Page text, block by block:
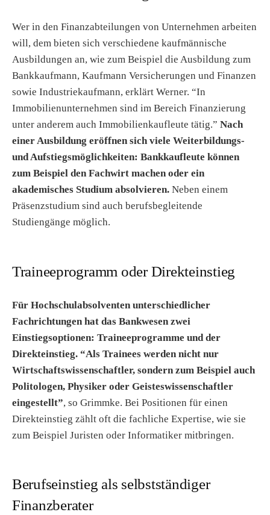
Wer in den Finanzabteilungen von Unternehmen arbeiten
will, dem bieten sich verschiedene kaufmännische
Ausbildungen an, wie zum Beispiel die Ausbildung zum
Bankkaufmann, Kaufmann Versicherungen und Finanzen
sowie Industriekaufmann, erklärt Werner. “In
Immobilienunternehmen sind im Bereich Finanzierung
unter anderem auch Immobilienkaufleute tätig.” Nach
einer Ausbildung eröffnen sich viele Weiterbildungs-
und Aufstiegsmöglichkeiten: Bankkaufleute können
zum Beispiel den Fachwirt machen oder ein
akademisches Studium absolvieren. Neben einem
Präsenzstudium sind auch berufsbegleitende
Studiengänge möglich.
Traineeprogramm oder Direkteinstieg
Für Hochschulabsolventen unterschiedlicher
Fachrichtungen hat das Bankwesen zwei
Einstiegsoptionen: Traineeprogramme und der
Direkteinstieg. “Als Trainees werden nicht nur
Wirtschaftswissenschaftler, sondern zum Beispiel auch
Politologen, Physiker oder Geisteswissenschaftler
eingestellt”, so Grimmke. Bei Positionen für einen
Direkteinstieg zählt oft die fachliche Expertise, wie sie
zum Beispiel Juristen oder Informatiker mitbringen.
Berufseinstieg als selbstständiger
Finanzberater